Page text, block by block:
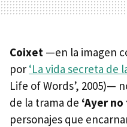
Coixet —en la imagen
por ‘La vida secreta de
Life of Words’, 2005)—
de la trama de ‘Ayer
personajes que